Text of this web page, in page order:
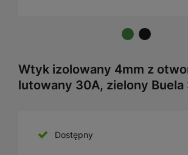
Wtyk izolowany 4mm z
lutowany 30A, zielony Buela
Dostępny